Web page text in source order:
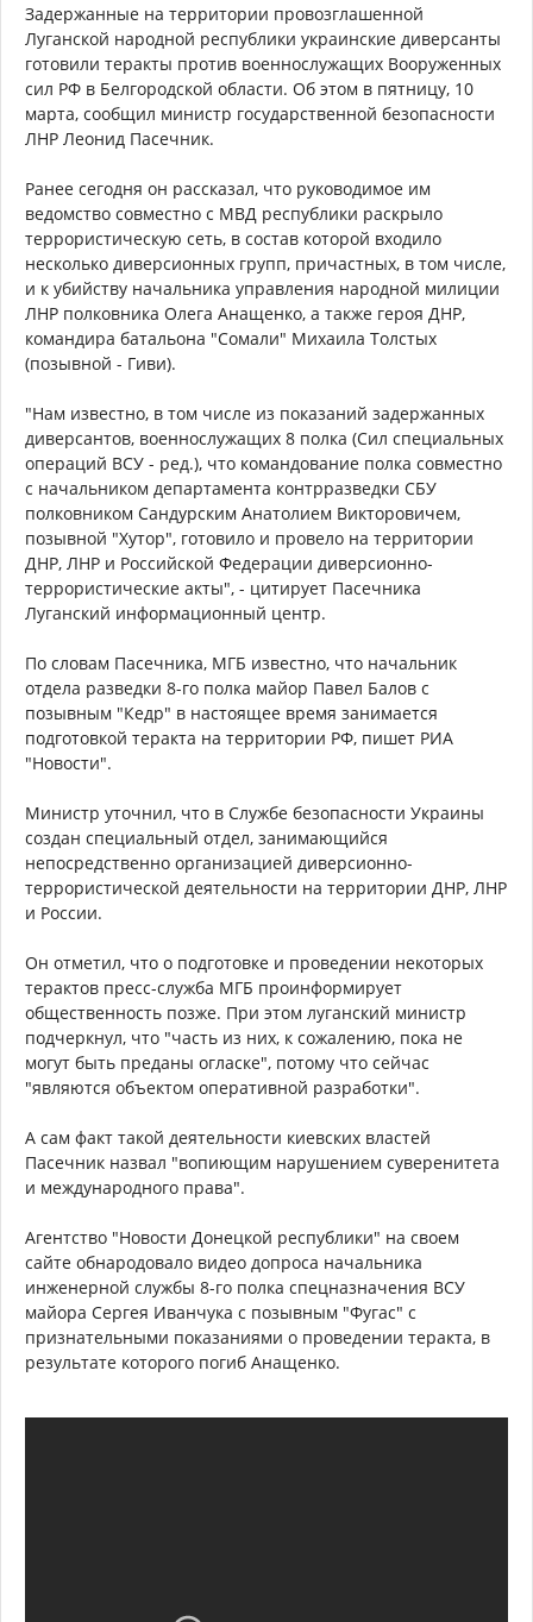
Задержанные на территории провозглашенной
Луганской народной республики украинские диверсанты
готовили теракты против военнослужащих Вооруженных
сил РФ в Белгородской области. Об этом в пятницу, 10
марта, сообщил министр государственной безопасности
ЛНР Леонид Пасечник.
Ранее сегодня он рассказал, что руководимое им
ведомство совместно с МВД республики раскрыло
террористическую сеть, в состав которой входило
несколько диверсионных групп, причастных, в том числе,
и к убийству начальника управления народной милиции
ЛНР полковника Олега Анащенко, а также героя ДНР,
командира батальона "Сомали" Михаила Толстых
(позывной - Гиви).
"Нам известно, в том числе из показаний задержанных
диверсантов, военнослужащих 8 полка (Сил специальных
операций ВСУ - ред.), что командование полка совместно
с начальником департамента контрразведки СБУ
полковником Сандурским Анатолием Викторовичем,
позывной "Хутор", готовило и провело на территории
ДНР, ЛНР и Российской Федерации диверсионно-
террористические акты", - цитирует Пасечника
Луганский информационный центр.
По словам Пасечника, МГБ известно, что начальник
отдела разведки 8-го полка майор Павел Балов с
позывным "Кедр" в настоящее время занимается
подготовкой теракта на территории РФ, пишет РИА
"Новости".
Министр уточнил, что в Службе безопасности Украины
создан специальный отдел, занимающийся
непосредственно организацией диверсионно-
террористической деятельности на территории ДНР, ЛНР
и России.
Он отметил, что о подготовке и проведении некоторых
терактов пресс-служба МГБ проинформирует
общественность позже. При этом луганский министр
подчеркнул, что "часть из них, к сожалению, пока не
могут быть преданы огласке", потому что сейчас
"являются объектом оперативной разработки".
А сам факт такой деятельности киевских властей
Пасечник назвал "вопиющим нарушением суверенитета
и международного права".
Агентство "Новости Донецкой республики" на своем
сайте обнародовало видео допроса начальника
инженерной службы 8-го полка спецназначения ВСУ
майора Сергея Иванчука с позывным "Фугас" с
признательными показаниями о проведении теракта, в
результате которого погиб Анащенко.